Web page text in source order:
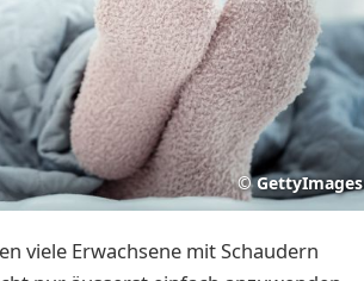
© GettyImages
viele Erwachsene mit Schaudern